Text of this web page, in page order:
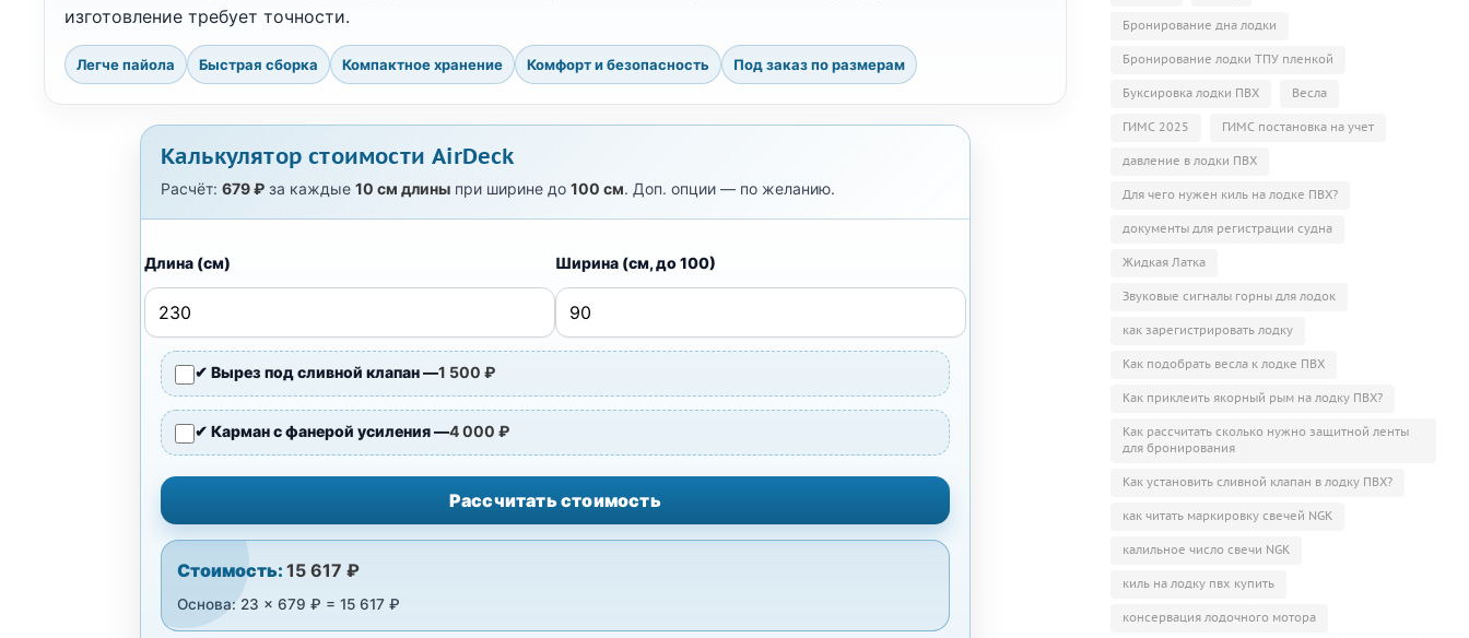
изготовление требует точности.
Легче пайола Быстрая сборка Компактное хранение Комфорт и безопасность Под заказ по размерам
Калькулятор стоимости AirDeck
Расчёт: 679 ₽за каждые 10 см длиныпри ширине до 100 см. Доп. опции — по желанию.
Длина (см) Ширина (см, до 100)
✔ Вырез под сливной клапан —1 500 ₽
✔ Карман с фанерой усиления —4 000 ₽
Рассчитать стоимость
Стоимость: 15 617 ₽
Основа: 23 × 679 ₽ = 15 617 ₽
Бронирование дна лодки
Бронирование лодки ТПУ пленкой
Буксировка лодки ПВХ Весла
ГИМС 2025 ГИМС постановка на учет
давление в лодки ПВХ
Для чего нужен киль на лодке ПВХ?
документы для регистрации судна
Жидкая Латка
Звуковые сигналы горны для лодок
как зарегистрировать лодку
Как подобрать весла к лодке ПВХ
Как приклеить якорный рым на лодку ПВХ?
Как рассчитать сколько нужно защитной ленты
для бронирования
Как установить сливной клапан в лодку ПВХ?
как читать маркировку свечей NGK
калильное число свечи NGK
киль на лодку пвх купить
консервация лодочного мотора